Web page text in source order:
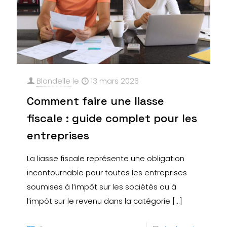
Blondelle le 13 mars 2026
Comment faire une liasse
fiscale : guide complet pour les
entreprises
La liasse fiscale représente une obligation
incontournable pour toutes les entreprises
soumises à l’impôt sur les sociétés ou à
l’impôt sur le revenu dans la catégorie […]